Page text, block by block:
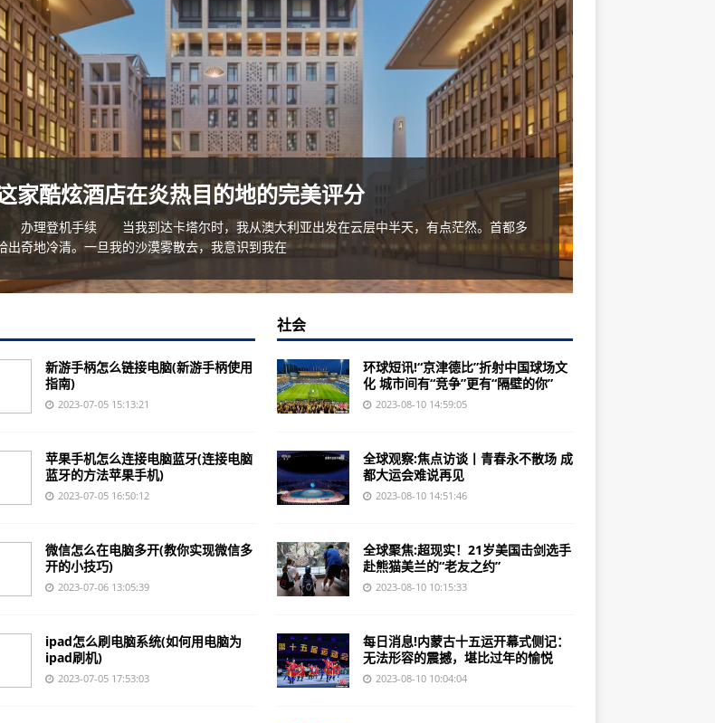
)
标)
件)
了)
)
家酷炫酒店在炎热目的地的完美评分
办理登机手续 当我到达卡塔尔时，我从澳大利亚出发在云层中半天，有点茫然。首都多
出奇地冷清。一旦我的沙漠雾散去，我意识到我在
新游手柄怎么链接电脑(新游手柄使用
指南)
2023-07-05 15:13:21
苹果手机怎么连接电脑蓝牙(连接电脑
蓝牙的方法苹果手机)
2023-07-05 16:50:12
微信怎么在电脑多开(教你实现微信多
开的小技巧)
2023-07-06 13:05:39
ipad怎么刷电脑系统(如何用电脑为
ipad刷机)
2023-07-05 17:53:03
社会
环球短讯!“京津德比”折射中国球场文
化 城市间有“竞争”更有“隔壁的你”
2023-08-10 14:59:05
全球观察:焦点访谈丨青春永不散场 成
都大运会难说再见
2023-08-10 14:51:46
全球聚焦:超现实！21岁美国击剑选手
赴熊猫美兰的“老友之约”
2023-08-10 10:15:33
每日消息!内蒙古十五运开幕式侧记：
无法形容的震撼，堪比过年的愉悦
2023-08-10 10:04:04